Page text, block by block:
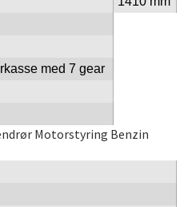
med 7 gear
Motorstyring Benzin